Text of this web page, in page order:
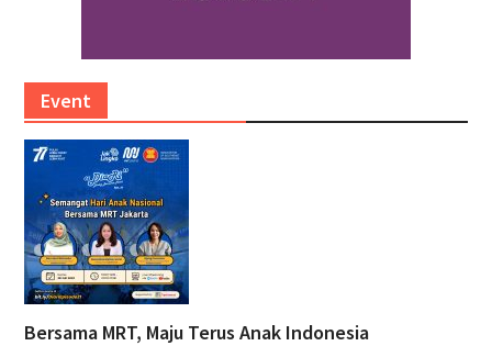
Event
Bersama MRT, Maju Terus Anak Indonesia